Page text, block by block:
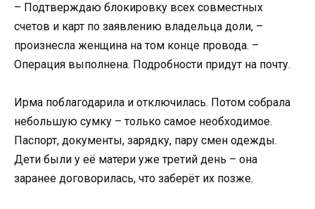
– Подтверждаю блокировку всех совместных
счетов и карт по заявлению владельца доли, –
произнесла женщина на том конце провода. –
Операция выполнена. Подробности придут на почту.
Ирма поблагодарила и отключилась. Потом собрала
небольшую сумку – только самое необходимое.
Паспорт, документы, зарядку, пару смен одежды.
Дети были у её матери уже третий день – она
заранее договорилась, что заберёт их позже.